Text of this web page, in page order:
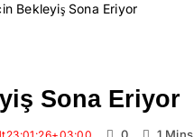
Bekleyiş Sona Eriyor
Sona Eriyor